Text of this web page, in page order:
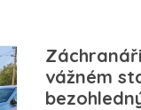
vážném